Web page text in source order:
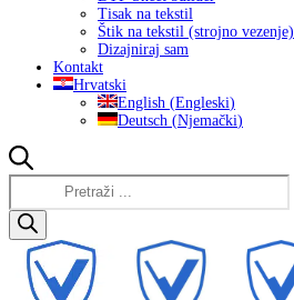
Tisak na tekstil
Štik na tekstil (strojno vezenje)
Dizajniraj sam
Kontakt
Hrvatski
English (Engleski)
Deutsch (Njemački)
Products